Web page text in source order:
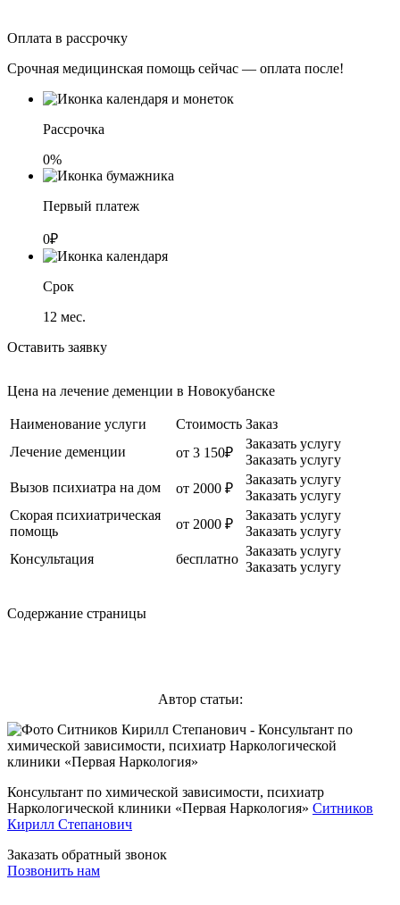
Оплата в рассрочку
Срочная медицинская помощь сейчас — оплата после!
Рассрочка
0%
Первый платеж
0₽
Срок
12 мес.
Оставить заявку
Цена на лечение деменции в Новокубанске
Наименование услуги Стоимость Заказ
Лечение деменции
от 3 150₽
Заказать услугу
Заказать услугу
Вызов психиатра на дом
от 2000 ₽
Заказать услугу
Заказать услугу
Скорая психиатрическая
помощь
от 2000 ₽
Заказать услугу
Заказать услугу
Консультация
бесплатно
Заказать услугу
Заказать услугу
Содержание страницы
Автор статьи:
Консультант по химической зависимости, психиатр
Наркологической клиники «Первая Наркология» Ситников
Кирилл Степанович
Заказать обратный звонок
Позвонить нам